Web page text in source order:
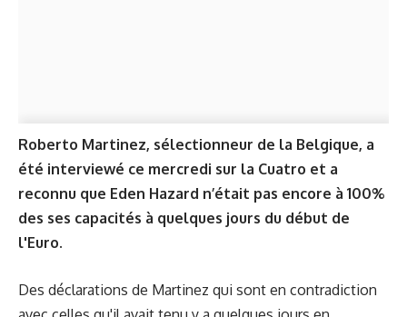
Roberto Martinez, sélectionneur de la Belgique, a
été interviewé ce mercredi sur la Cuatro et a
reconnu que Eden Hazard n’était pas encore à 100%
des ses capacités à quelques jours du début de
l'Euro.
Des déclarations de Martinez qui sont en contradiction